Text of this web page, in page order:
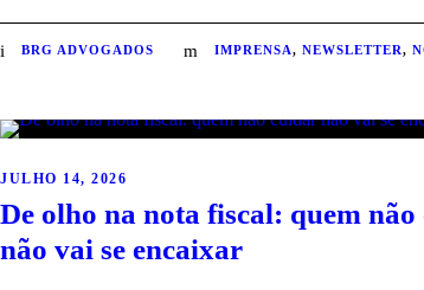
BRG ADVOGADOS IMPRENSA, NEWSLETTER,
JULHO 14, 2026
De olho na nota fiscal: quem
não vai se encaixar